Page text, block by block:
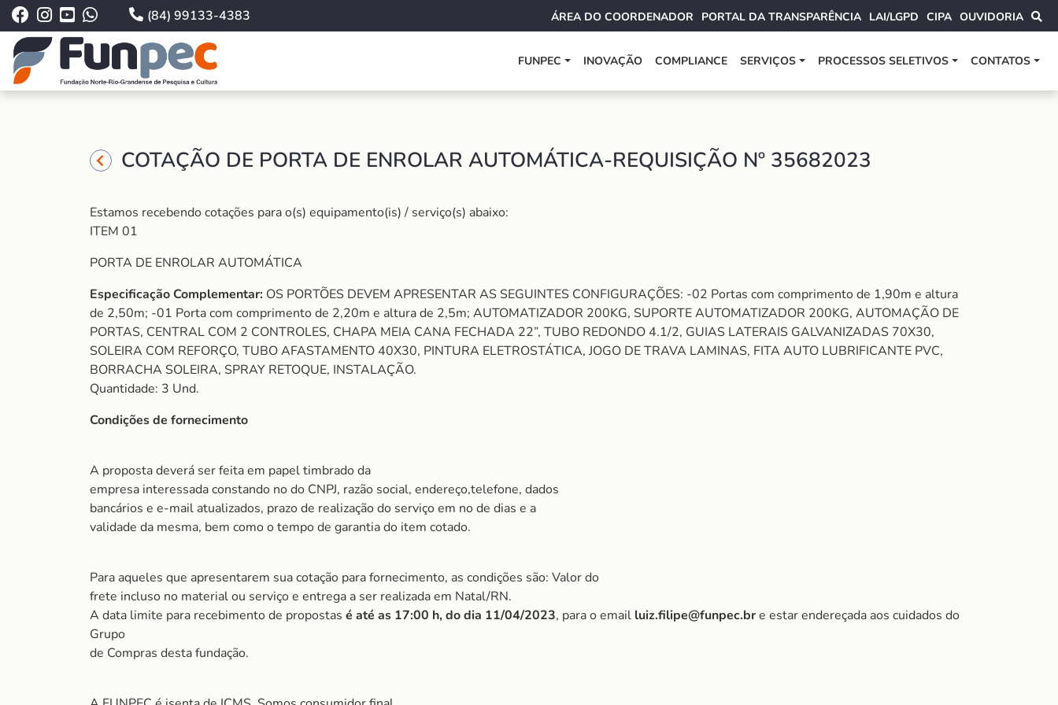
(84) 99133-4383 ÁREA DO COORDENADOR PORTAL DA TRANSPARÊNCIA LAI/LGPD CIPA OUVIDORIA
FUNPEC INOVAÇÃO COMPLIANCE SERVIÇOS PROCESSOS SELETIVOS CONTATOS
COTAÇÃO DE PORTA DE ENROLAR AUTOMÁTICA-REQUISIÇÃO Nº 35682023
Estamos recebendo cotações para o(s) equipamento(is) / serviço(s) abaixo:
ITEM 01
PORTA DE ENROLAR AUTOMÁTICA
Especificação Complementar: OS PORTÕES DEVEM APRESENTAR AS SEGUINTES CONFIGURAÇÕES: -02 Portas com comprimento de 1,90m e altura
de 2,50m; -01 Porta com comprimento de 2,20m e altura de 2,5m; AUTOMATIZADOR 200KG, SUPORTE AUTOMATIZADOR 200KG, AUTOMAÇÃO DE
PORTAS, CENTRAL COM 2 CONTROLES, CHAPA MEIA CANA FECHADA 22”, TUBO REDONDO 4.1/2, GUIAS LATERAIS GALVANIZADAS 70X30,
SOLEIRA COM REFORÇO, TUBO AFASTAMENTO 40X30, PINTURA ELETROSTÁTICA, JOGO DE TRAVA LAMINAS, FITA AUTO LUBRIFICANTE PVC,
BORRACHA SOLEIRA, SPRAY RETOQUE, INSTALAÇÃO.
Quantidade: 3 Und.
Condições de fornecimento
A proposta deverá ser feita em papel timbrado da
empresa interessada constando no do CNPJ, razão social, endereço,telefone, dados
bancários e e-mail atualizados, prazo de realização do serviço em no de dias e a
validade da mesma, bem como o tempo de garantia do item cotado.
Para aqueles que apresentarem sua cotação para fornecimento, as condições são: Valor do
frete incluso no material ou serviço e entrega a ser realizada em Natal/RN.
A data limite para recebimento de propostas é até as 17:00 h, do dia 11/04/2023, para o email luiz.filipe@funpec.bre estar endereçada aos cuidados do
Grupo
de Compras desta fundação.